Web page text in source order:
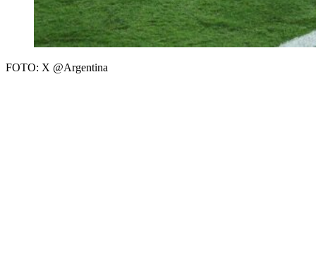
FOTO: X @Argentina